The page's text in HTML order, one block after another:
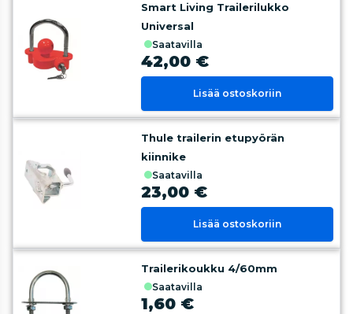
Smart Living Trailerilukko
Universal
saatavilla
42,00 €
Lisää ostoskoriin
Thule trailerin etupyörän
kiinnike
saatavilla
23,00 €
Lisää ostoskoriin
Trailerikoukku 4/60mm
saatavilla
1,60 €